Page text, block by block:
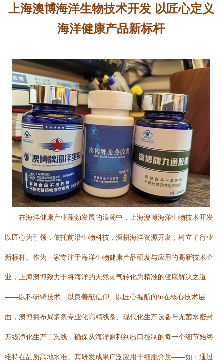
上海澳博海洋生物技术开发 以匠心定义
海洋健康产品新标杆
在海洋健康产业蓬勃发展的浪潮中，上海澳博海洋生物技术开发
以匠心为引领，依托前沿生物科技，深耕海洋资源开发，树立了行业
新标杆。作为一家专注于海洋生物健康产品研发与应用的高新技术企
业，上海澳博致力于将海洋的天然灵气转化为精准的健康解决之道
——以科研铸技术、以良善献信仰、以匠心握航向\n在核心技术层
面，澳博拥布局多条专业化高精线条、现代化生产设备与无菌水密封
万级净化生产工况线，确保从海洋原料到出口控制的每一个细节始终
维持在品质高地水准。其研发成果广泛应用于细胞介质——如：通过